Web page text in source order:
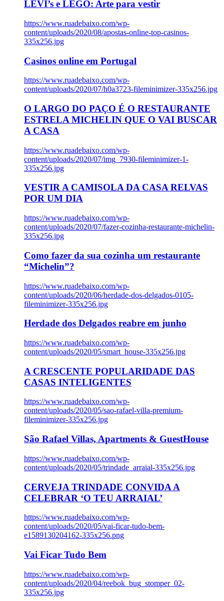
LEVI’s e LEGO: Arte para vestir
https://www.ruadebaixo.com/wp-
content/uploads/2020/08/apostas-online-top-casinos-
335x256.jpg
Casinos online em Portugal
https://www.ruadebaixo.com/wp-
content/uploads/2020/07/h0a3723-fileminimizer-335x256.jpg
O LARGO DO PAÇO É O RESTAURANTE
ESTRELA MICHELIN QUE O VAI BUSCAR
A CASA
https://www.ruadebaixo.com/wp-
content/uploads/2020/07/img_7930-fileminimizer-1-
335x256.jpg
VESTIR A CAMISOLA DA CASA RELVAS
POR UM DIA
https://www.ruadebaixo.com/wp-
content/uploads/2020/07/fazer-cozinha-restaurante-michelin-
335x256.jpg
Como fazer da sua cozinha um restaurante
“Michelin”?
https://www.ruadebaixo.com/wp-
content/uploads/2020/06/herdade-dos-delgados-0105-
fileminimizer-335x256.jpg
Herdade dos Delgados reabre em junho
https://www.ruadebaixo.com/wp-
content/uploads/2020/05/smart_house-335x256.jpg
A CRESCENTE POPULARIDADE DAS
CASAS INTELIGENTES
https://www.ruadebaixo.com/wp-
content/uploads/2020/05/sao-rafael-villa-premium-
fileminimizer-335x256.jpg
São Rafael Villas, Apartments & GuestHouse
https://www.ruadebaixo.com/wp-
content/uploads/2020/05/trindade_arraial-335x256.jpg
CERVEJA TRINDADE CONVIDA A
CELEBRAR ‘O TEU ARRAIAL’
https://www.ruadebaixo.com/wp-
content/uploads/2020/05/vai-ficar-tudo-bem-
e1589130204162-335x256.png
Vai Ficar Tudo Bem
https://www.ruadebaixo.com/wp-
content/uploads/2020/04/reebok_bug_stomper_02-
335x256.jpg